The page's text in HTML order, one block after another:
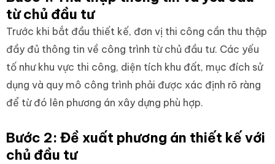
từ chủ đầu tư
Trước khi bắt đầu thiết kế, đơn vị thi công cần thu thập
đầy đủ thông tin về công trình từ chủ đầu tư. Các yếu
tố như khu vực thi công, diện tích khu đất, mục đích sử
dụng và quy mô công trình phải được xác định rõ ràng
để từ đó lên phương án xây dựng phù hợp.
Bước 2: Đề xuất phương án thiết kế với
chủ đầu tư